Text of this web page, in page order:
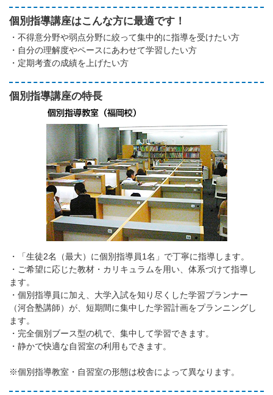
個別指導講座はこんな方に最適です！
・不得意分野や弱点分野に絞って集中的に指導を受けたい方
・自分の理解度やペースにあわせて学習したい方
・定期考査の成績を上げたい方
個別指導講座の特長
・「生徒2名（最大）に個別指導員1名」で丁寧に指導します。
・ご希望に応じた教材・カリキュラムを用い、体系づけて指導し
ます。
・個別指導員に加え、大学入試を知り尽くした学習プランナー
（河合塾講師）が、短期間に集中した学習計画をプランニングし
ます。
・完全個別ブース型の机で、集中して学習できます。
・静かで快適な自習室の利用もできます。
※個別指導教室・自習室の形態は校舎によって異なります。